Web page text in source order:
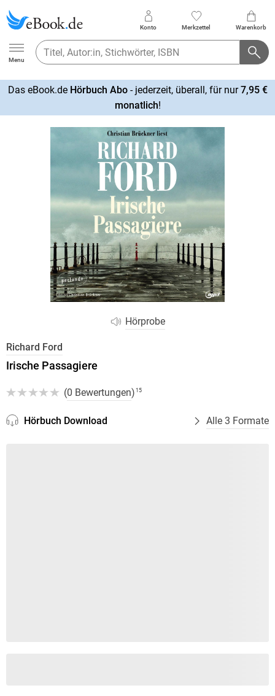
Ebook.de
Menu
Konto Merkzettel Warenkorb
Das eBook.de Hörbuch Abo- jederzeit, überall, für nur7,95 €
monatlich!
Hörprobe
Richard Ford
Irische Passagiere
(0 Bewertungen) 15
Hörbuch Download Alle 3 Formate